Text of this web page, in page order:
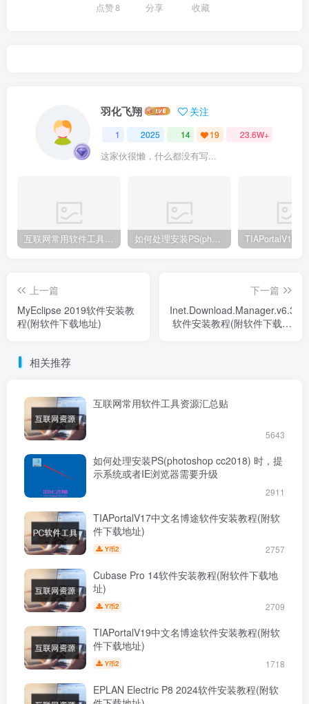
点赞8 分享 收藏
羽化飞翔 关注
1 2025 14 19 23.6W+
这家伙很懒，什么都没有写...
互联网常用软件工具资源汇总贴 如何处理安装PS(photoshop cc2018) 时，提示系统或者IE浏览器需要升级
上一篇
MyEclipse 2019软件安装教
程(附软件下载地址)
下一篇
软件安装教程(附软件下载地
相关推荐
互联网常用软件工具资源汇总贴
5643
如何处理安装PS(photoshop cc2018) 时，提
示系统或者IE浏览器需要升级
2911
TIAPortalV17中文名博途软件安装教程(附软
件下载地址)
Y币2 2757
Cubase Pro 14软件安装教程(附软件下载地
址)
Y币2 2709
TIAPortalV19中文名博途软件安装教程(附软
件下载地址)
Y币2 1718
EPLAN Electric P8 2024软件安装教程(附软